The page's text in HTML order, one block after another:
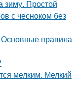
зиму. Простой
с чесноком без
Основные правила
мелким. Мелкий